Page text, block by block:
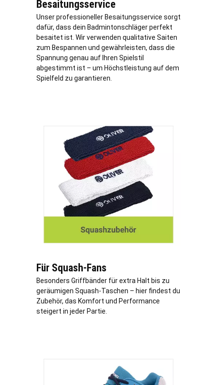
Besaitungsservice
Unser professioneller Besaitungsservice sorgt
dafür, dass dein Badmintonschläger perfekt
besaitet ist. Wir verwenden qualitative Saiten
zum Bespannen und gewährleisten, dass die
Spannung genau auf Ihren Spielstil
abgestimmt ist – um Höchstleistung auf dem
Spielfeld zu garantieren.
Für Squash-Fans
Besonders Griffbänder für extra Halt bis zu
geräumigen Squash-Taschen – hier findest du
Zubehör, das Komfort und Performance
steigert in jeder Partie.